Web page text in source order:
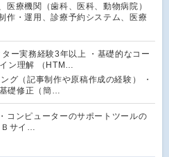
医療機関（歯科、医科、動物病院）
作・運用、診療予約システム、医療
ター実務経験3年以上 ・基礎的なコー
ン理解 （HTM…
グ（記事制作や原稿作成の経験） ・
礎修正（簡…
コンピューターのサポートツールの
Ｂサイ…